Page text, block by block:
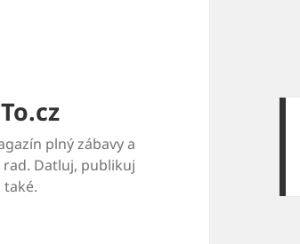
plný zábavy a
rad. Datluj, publikuj
také.